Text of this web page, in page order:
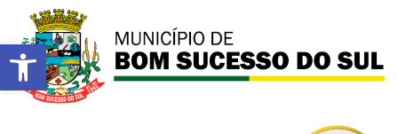
Barra de Ferramentas